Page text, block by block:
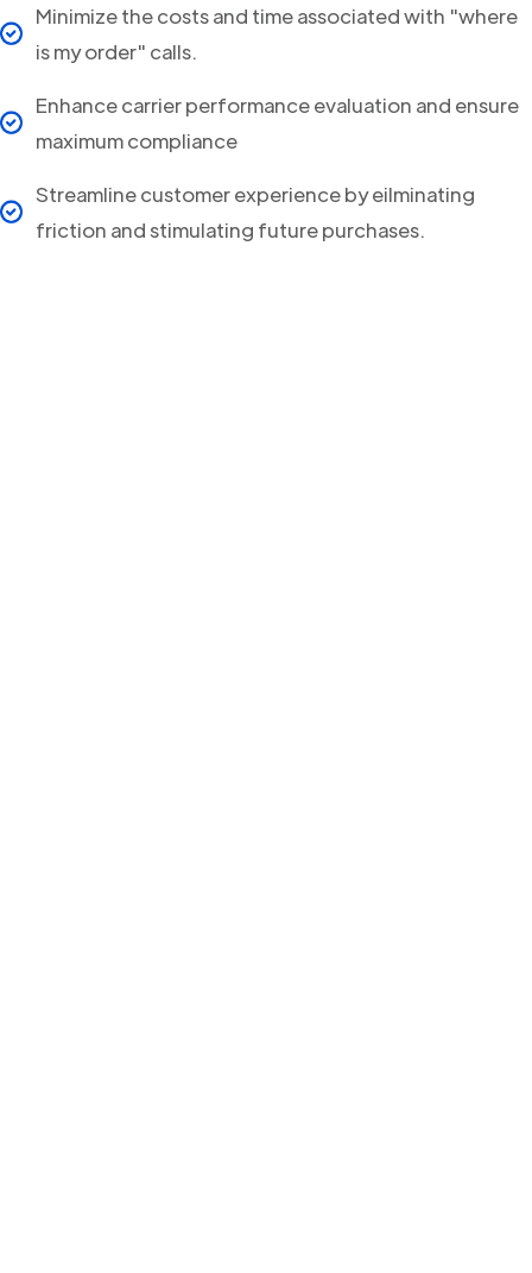
Minimize the costs and time associated with "where
is my order" calls.
Enhance carrier performance evaluation and ensure
maximum compliance
Streamline customer experience by eilminating
friction and stimulating future purchases.